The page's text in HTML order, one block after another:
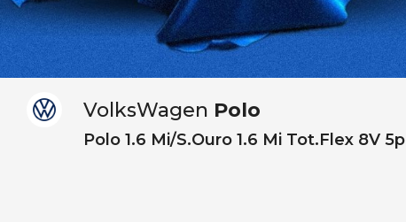
VolksWagen Polo
Polo 1.6 Mi/S.Ouro 1.6 Mi Tot.Flex 8V 5p